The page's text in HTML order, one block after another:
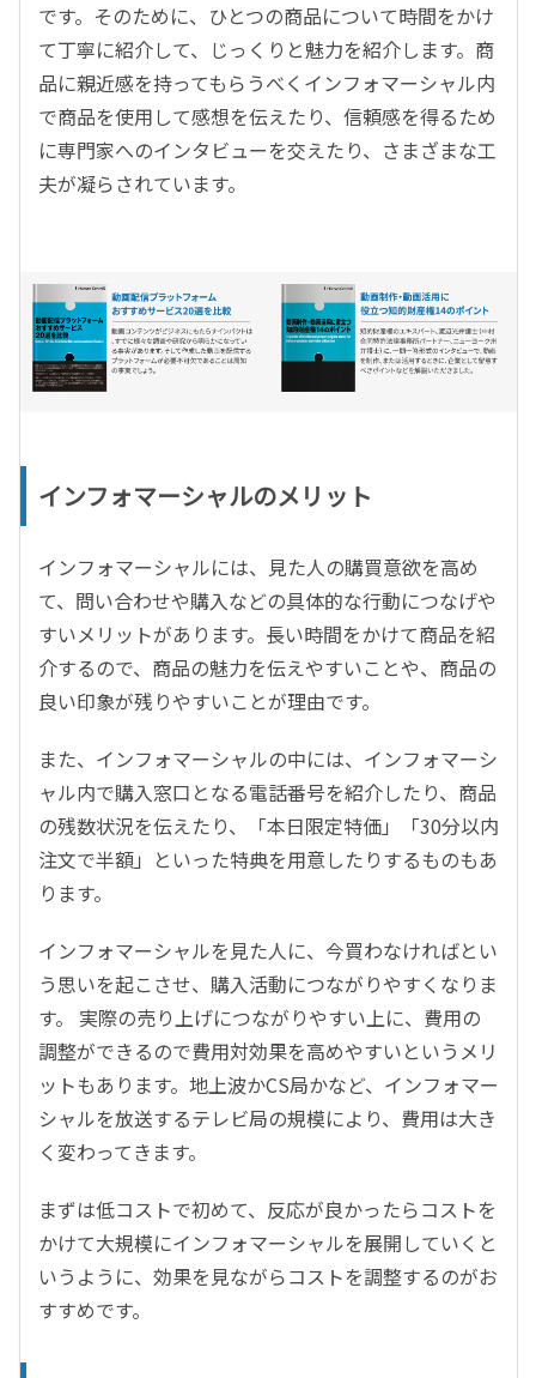
です。そのために、ひとつの商品について時間をかけ
て丁寧に紹介して、じっくりと魅力を紹介します。商
品に親近感を持ってもらうべくインフォマーシャル内
で商品を使用して感想を伝えたり、信頼感を得るため
に専門家へのインタビューを交えたり、さまざまな工
夫が凝らされています。
インフォマーシャルのメリット
インフォマーシャルには、見た人の購買意欲を高め
て、問い合わせや購入などの具体的な行動につなげや
すいメリットがあります。長い時間をかけて商品を紹
介するので、商品の魅力を伝えやすいことや、商品の
良い印象が残りやすいことが理由です。
また、インフォマーシャルの中には、インフォマーシ
ャル内で購入窓口となる電話番号を紹介したり、商品
の残数状況を伝えたり、「本日限定特価」「30分以内
注文で半額」といった特典を用意したりするものもあ
ります。
インフォマーシャルを見た人に、今買わなければとい
う思いを起こさせ、購入活動につながりやすくなりま
す。 実際の売り上げにつながりやすい上に、費用の
調整ができるので費用対効果を高めやすいというメリ
ットもあります。地上波かCS局かなど、インフォマー
シャルを放送するテレビ局の規模により、費用は大き
く変わってきます。
まずは低コストで初めて、反応が良かったらコストを
かけて大規模にインフォマーシャルを展開していくと
いうように、効果を見ながらコストを調整するのがお
すすめです。